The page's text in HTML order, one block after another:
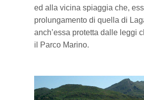
Laganas
Tsilivi
Volimes
Vassilikos e il sud
Grotte blu e nord selvaggio
Zante e Bochali
Chiese e Monasteri
Monumenti
ed alla vicina spiaggia che,
prolungamento di quella di
anch’essa protetta dalle leggi
il Parco Marino.